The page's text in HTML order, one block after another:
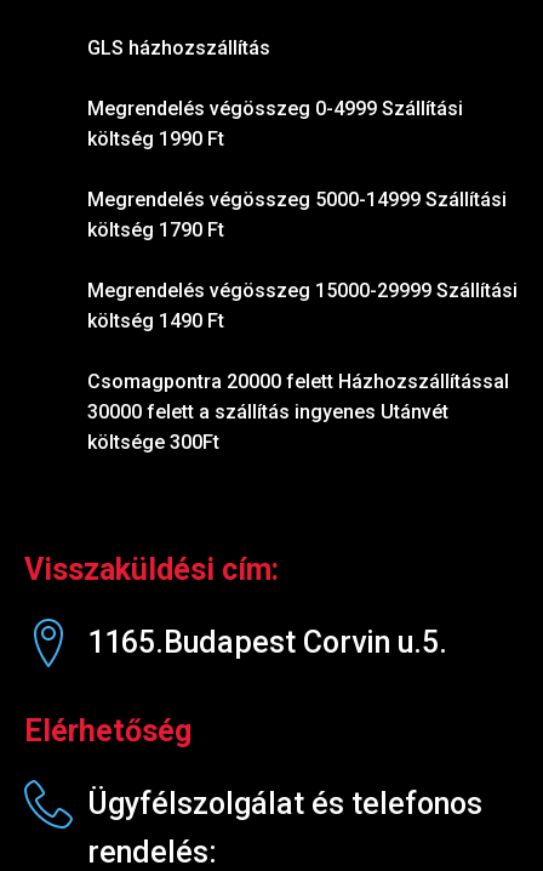
GLS házhozszállítás
Megrendelés végösszeg 0-4999 Szállítási
költség 1990 Ft
Megrendelés végösszeg 5000-14999 Szállítási
költség 1790 Ft
Megrendelés végösszeg 15000-29999 Szállítási
költség 1490 Ft
Csomagpontra 20000 felett Házhozszállítással
30000 felett a szállítás ingyenes Utánvét
költsége 300Ft
Visszaküldési cím:
1165.Budapest Corvin u.5.
Elérhetőség
Ügyfélszolgálat és telefonos
rendelés: